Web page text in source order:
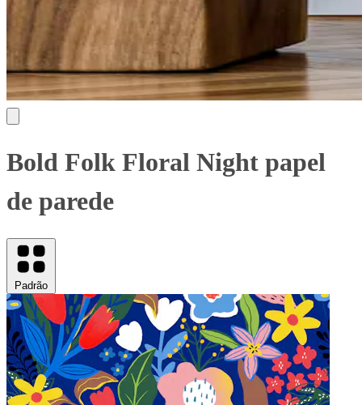
Bold Folk Floral Night papel
de parede
Padrão